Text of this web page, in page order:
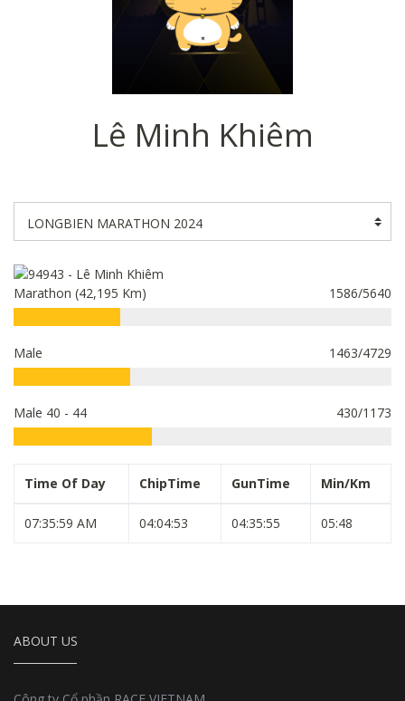
Lê Minh Khiêm
Marathon (42,195 Km) 1586/5640
Male 1463/4729
Male 40 - 44 430/1173
Time Of Day ChipTime GunTime Min/Km
07:35:59 AM 04:04:53 04:35:55 05:48
ABOUT US